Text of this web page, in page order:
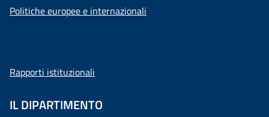
Politiche europee e internazionali
Rapporti istituzionali
IL DIPARTIMENTO